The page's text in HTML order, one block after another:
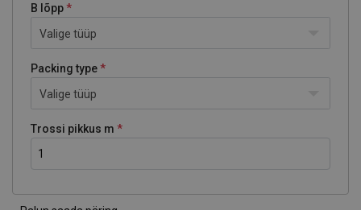
B lõpp
Valige tüüp
Packing type
Valige tüüp
Trossi pikkus m